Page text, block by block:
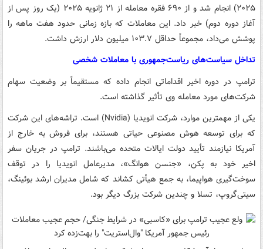
۲۰۲۵) انجام شد و از ۶۹۰ فقره معامله از ۲۱ ژانویه ۲۰۲۵ (یک روز پس از
آغاز دوره دوم) خبر داد. این معاملات که بازه زمانی حدود هفت ماهه را
پوشش می‌داد، مجموعاً حداقل ۱۰۳.۷ میلیون دلار ارزش داشت.
تداخل سیاست‌های ریاست‌جمهوری با معاملات شخصی
ترامپ در دوره اخیر اقداماتی انجام داده که مستقیماً بر وضعیت سهام
شرکت‌های مورد معامله وی تأثیر گذاشته است.
یکی از مهمترین موارد، شرکت انویدیا (Nvidia) است. تراشه‌های این شرکت
که برای توسعه هوش مصنوعی حیاتی هستند، برای فروش به خارج از
آمریکا نیازمند تأیید دولت ایالات متحده می‌باشند. ترامپ در جریان سفر
اخیر خود به پکن، «جنسن هوانگ»، مدیرعامل انویدیا را در توقف
سوخت‌گیری هواپیما، به جمع هیأتی کشاند که شامل مدیران ارشد بوئینگ،
سیتی‌گروپ، تسلا و چندین شرکت بزرگ دیگر بود.